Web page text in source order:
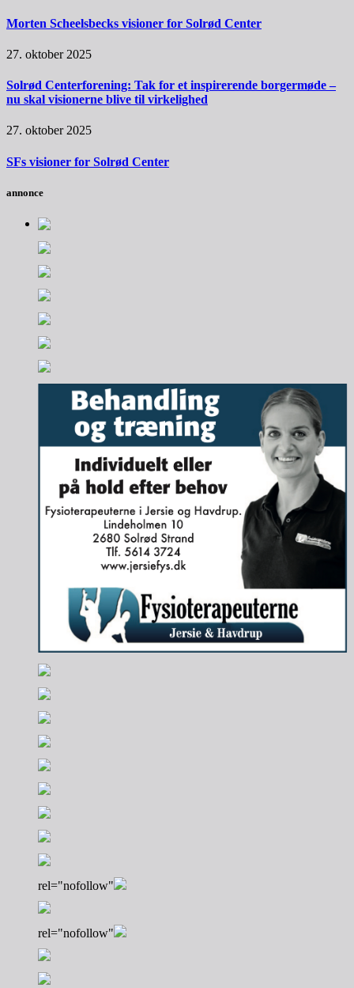
Morten Scheelsbecks visioner for Solrød Center
27. oktober 2025
Solrød Centerforening: Tak for et inspirerende borgermøde –
nu skal visionerne blive til virkelighed
27. oktober 2025
SFs visioner for Solrød Center
annonce
rel="nofollow"
rel="nofollow"